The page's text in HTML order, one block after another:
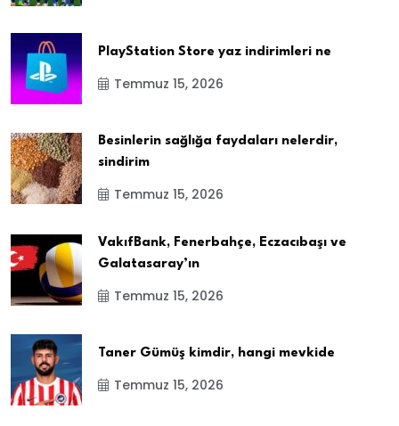
PlayStation Store yaz indirimleri ne
Temmuz 15, 2026
Besinlerin sağlığa faydaları nelerdir,
sindirim
Temmuz 15, 2026
VakıfBank, Fenerbahçe, Eczacıbaşı ve
Galatasaray’ın
Temmuz 15, 2026
Taner Gümüş kimdir, hangi mevkide
Temmuz 15, 2026